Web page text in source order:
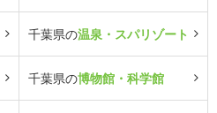
千葉県の温泉・スパリゾート
千葉県の博物館・科学館